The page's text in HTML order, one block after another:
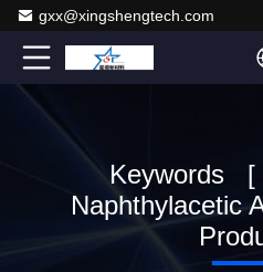
gxx@xingshengtech.com
Keywords [
Naphthylacetic